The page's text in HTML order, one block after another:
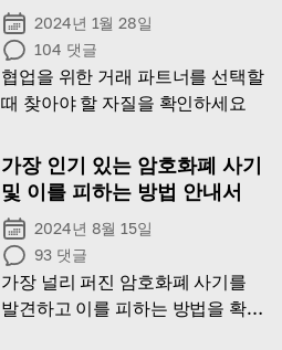
2024년 1월 28일
104 댓글
협업을 위한 거래 파트너를 선택할
때 찾아야 할 자질을 확인하세요
가장 인기 있는 암호화폐 사기
및 이를 피하는 방법 안내서
2024년 8월 15일
93 댓글
가장 널리 퍼진 암호화폐 사기를
발견하고 이를 피하는 방법을 확인